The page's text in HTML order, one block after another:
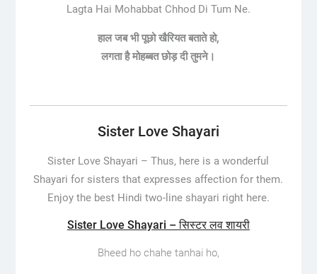
Lagta Hai Mohabbat Chhod Di Tum Ne.
हाल जब भी पूछो खैरियत बताते हो,
लगता है मोहब्बत छोड़ दी तुमने।
Sister Love Shayari
Sister Love Shayari –Thus, here is a wonderful
Shayari for sisters that expresses affection for them.
Enjoy the best Hindi two-line shayari right here.
Sister Love Shayari – सिस्टर लव शायरी
Bheed ho chahe tanhai ho,